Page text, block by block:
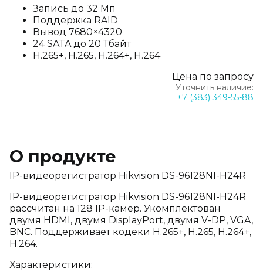
Запись до 32 Мп
Поддержка RAID
Вывод 7680×4320
24 SATA до 20 Тбайт
H.265+, H.265, H.264+, H.264
Цена по запросу
Уточнить наличие:
+7 (383) 349-55-88
О продукте
IP-видеорегистратор Hikvision DS-96128NI-H24R
IP-видеорегистратор Hikvision DS-96128NI-H24R
рассчитан на 128 IP-камер. Укомплектован
двумя HDMI, двумя DisplayPort, двумя V-DP, VGA,
BNC. Поддерживает кодеки H.265+, H.265, H.264+,
H.264.
Характеристики: